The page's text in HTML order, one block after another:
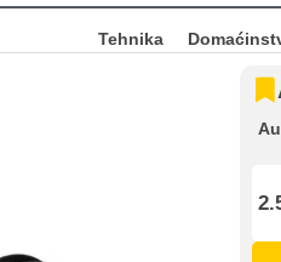
Tehnika